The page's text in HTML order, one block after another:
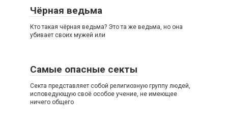
Чёрная ведьма
Кто такая чёрная ведьма? Это та же ведьма, но она
убивает своих мужей или
Самые опасные секты
Секта представляет собой религиозную группу людей,
исповедующую своё особое учение, не имеющее
ничего общего